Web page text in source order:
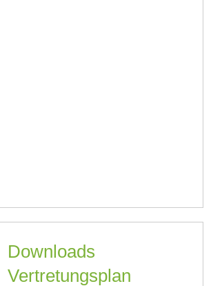
Downloads
Vertretungsplan